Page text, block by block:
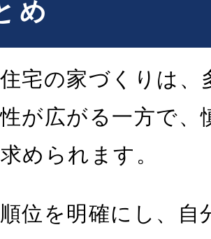
め
宅の家づくりは、
が広がる一方で、
められます。
位を明確にし、自